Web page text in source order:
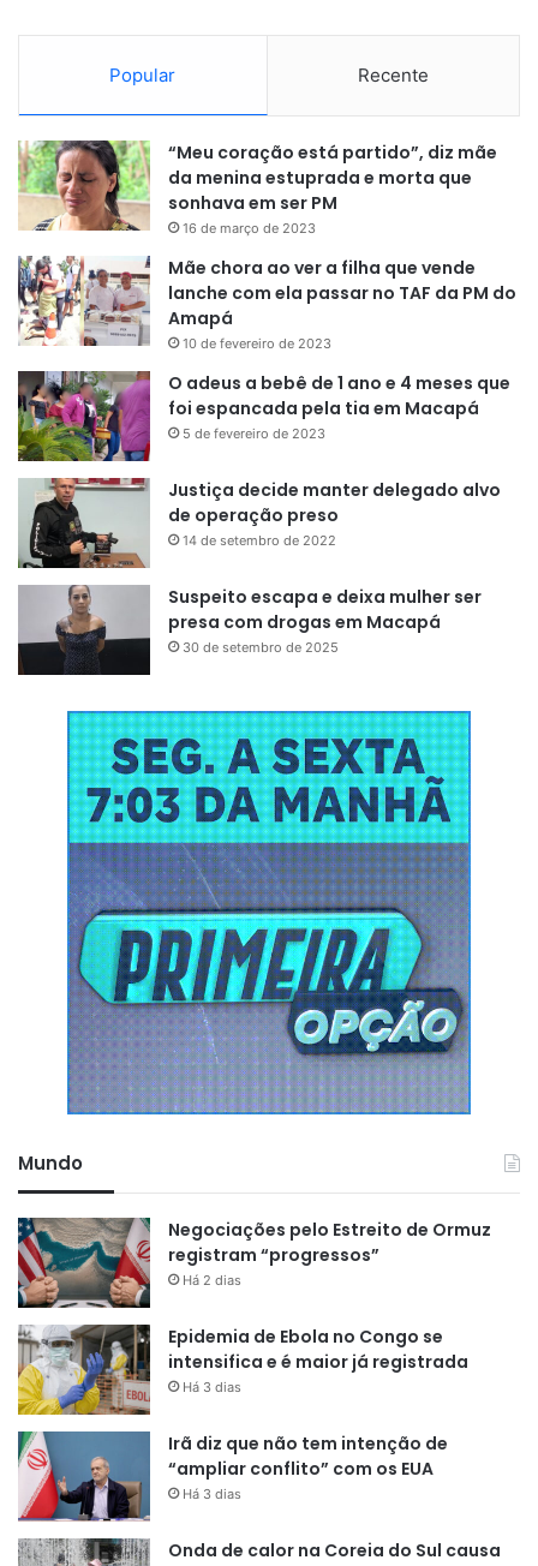
Popular Recente
“Meu coração está partido”, diz mãe
da menina estuprada e morta que
sonhava em ser PM
16 de março de 2023
Mãe chora ao ver a filha que vende
lanche com ela passar no TAF da PM do
Amapá
10 de fevereiro de 2023
O adeus a bebê de 1 ano e 4 meses que
foi espancada pela tia em Macapá
5 de fevereiro de 2023
Justiça decide manter delegado alvo
de operação preso
14 de setembro de 2022
Suspeito escapa e deixa mulher ser
presa com drogas em Macapá
30 de setembro de 2025
Mundo
Negociações pelo Estreito de Ormuz
registram “progressos”
Há 2 dias
Epidemia de Ebola no Congo se
intensifica e é maior já registrada
Há 3 dias
Irã diz que não tem intenção de
“ampliar conflito” com os EUA
Há 3 dias
Onda de calor na Coreia do Sul causa